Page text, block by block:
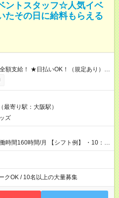
ントスタッフ☆人気イベ
たその日に給料もらえる
お仕事後はコンビニATMから 日払
最寄り駅：大阪駅）
ズ
/月 【シフト例】 ・10：
クOK / 10名以上の大量募集